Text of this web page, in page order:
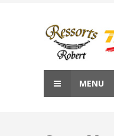
MENU